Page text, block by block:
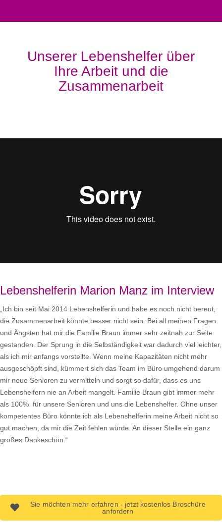
Unserer Lebenshelfer über
Ihre Arbeit und die
Zusammenarbeit
Lebenshelferin Marion Manz im Interview
„Ich bin seit Mai 2014 Lebenshelferin und habe es noch nicht bereut,
die Zusammenarbeit könnte besser nicht sein. Bei all meinen Fragen
und Ängsten hat mir die Familie Braun immer sehr zeitnah zur Seite
gestanden. Der Sprung in die Selbständigkeit war dadurch viel leichter,
als ich mir anfangs vorstellte. Wenn meine Kapazitäten nicht mehr
ausgeschöpft sind, kümmert sich das Team im Büro umgehend darum
mir neue Senioren zu vermitteln und sorgt so dafür, dass es uns
Lebenshelfern nie an Arbeit mangelt. Familie Braun gibt immer mehr
als 100% für unsere Senioren und uns die Lebenshelfer. Ohne unser
kompetentes Büro könnte ich als Lebenshelferin meine Arbeit nicht so
gut machen, da mir die Zeit fehlen würde. An dieser Stelle ein ganz
großes Dankeschön.“
Sie möchten mehr erfahren - jetzt kostenlos Broschüre
anfordern